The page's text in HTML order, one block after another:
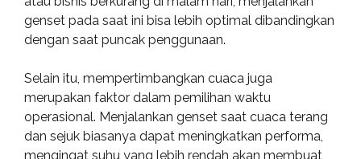
genset pada saat ini bisa lebih optimal dibandingkan
dengan saat puncak penggunaan.
Selain itu, mempertimbangkan cuaca juga
merupakan faktor dalam pemilihan waktu
operasional. Menjalankan genset saat cuaca terang
dan sejuk biasanya dapat meningkatkan performa,
mengingat suhu yang lebih rendah akan membuat